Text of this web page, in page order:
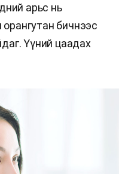
арьс нь
бичнээс
Үүний цаадах